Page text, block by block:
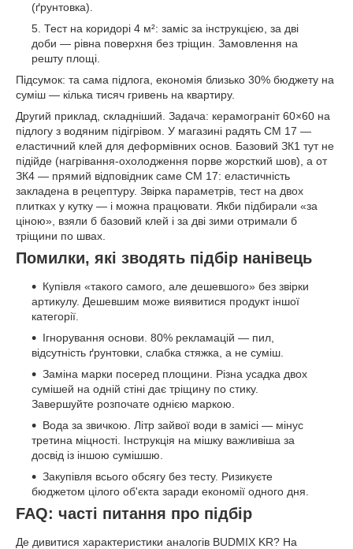
(ґрунтовка).
Тест на коридорі 4 м²: заміс за інструкцією, за дві
доби — рівна поверхня без тріщин. Замовлення на
решту площі.
Підсумок: та сама підлога, економія близько 30% бюджету на
суміш — кілька тисяч гривень на квартиру.
Другий приклад, складніший. Задача: керамограніт 60×60 на
підлогу з водяним підігрівом. У магазині радять CM 17 —
еластичний клей для деформівних основ. Базовий ЗК1 тут не
підійде (нагрівання-охолодження порве жорсткий шов), а от
ЗК4 — прямий відповідник саме CM 17: еластичність
закладена в рецептуру. Звірка параметрів, тест на двох
плитках у кутку — і можна працювати. Якби підбирали «за
ціною», взяли б базовий клей і за дві зими отримали б
тріщини по швах.
Помилки, які зводять підбір нанівець
Купівля «такого самого, але дешевшого» без звірки
артикулу. Дешевшим може виявитися продукт іншої
категорії.
Ігнорування основи. 80% рекламацій — пил,
відсутність ґрунтовки, слабка стяжка, а не суміш.
Заміна марки посеред площини. Різна усадка двох
сумішей на одній стіні дає тріщину по стику.
Завершуйте розпочате однією маркою.
Вода за звичкою. Літр зайвої води в замісі — мінус
третина міцності. Інструкція на мішку важливіша за
досвід із іншою сумішшю.
Закупівля всього обсягу без тесту. Ризикуєте
бюджетом цілого об'єкта заради економії одного дня.
FAQ: часті питання про підбір
Де дивитися характеристики аналогів BUDMIX KR? На